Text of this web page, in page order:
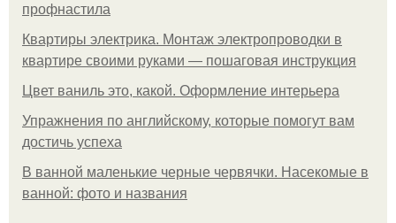
профнастила
Квартиры электрика. Монтаж электропроводки в
квартире своими руками — пошаговая инструкция
Цвет ваниль это, какой. Оформление интерьера
Упражнения по английскому, которые помогут вам
достичь успеха
В ванной маленькие черные червячки. Насекомые в
ванной: фото и названия